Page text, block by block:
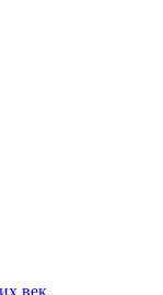
век